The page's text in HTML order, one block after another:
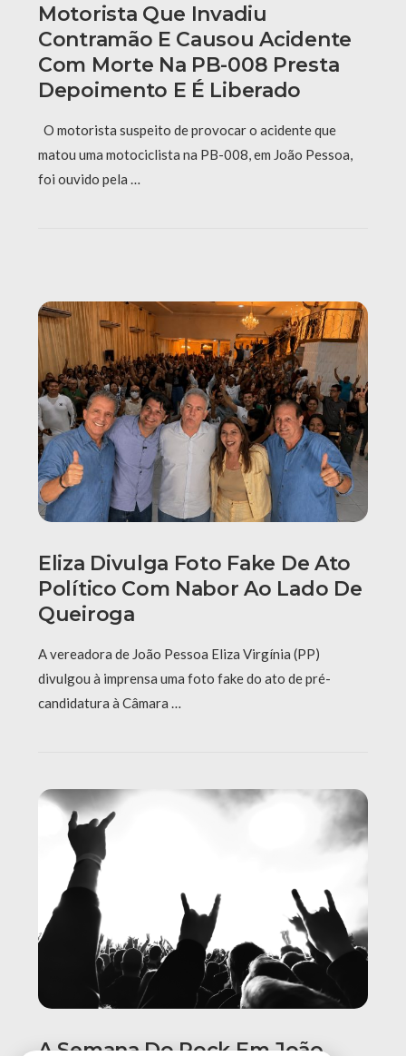
Motorista Que Invadiu
Contramão E Causou Acidente
Com Morte Na PB-008 Presta
Depoimento E É Liberado
O motorista suspeito de provocar o acidente que
matou uma motociclista na PB-008, em João Pessoa,
foi ouvido pela …
Eliza Divulga Foto Fake De Ato
Político Com Nabor Ao Lado De
Queiroga
A vereadora de João Pessoa Eliza Virgínia (PP)
divulgou à imprensa uma foto fake do ato de pré-
candidatura à Câmara …
A Semana Do Rock Em João